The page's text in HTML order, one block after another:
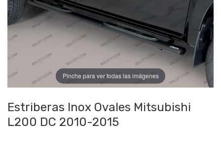
Pinche para ver todas las imágenes
Estriberas Inox Ovales Mitsubishi
L200 DC 2010-2015